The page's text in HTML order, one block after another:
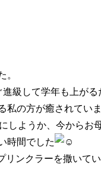
級して学年も上がる
私の方が癒されてい
しようか、今からお
時間でした
ンクラーを撒いて